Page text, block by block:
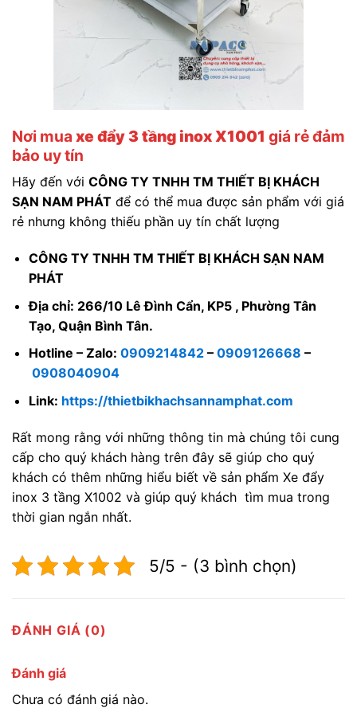
Nơi mua xe đẩy 3 tầng inox X1001 giá rẻ đảm
bảo uy tín
Hãy đến với CÔNG TY TNHH TM THIẾT BỊ KHÁCH
SẠN NAM PHÁT để có thể mua được sản phẩm với giá
rẻ nhưng không thiếu phần uy tín chất lượng
CÔNG TY TNHH TM THIẾT BỊ KHÁCH SẠN NAM
PHÁT
Địa chỉ: 266/10 Lê Đình Cẩn, KP5 , Phường Tân
Tạo, Quận Bình Tân.
Hotline – Zalo: 0909214842– 0909126668 –
0908040904
Link: https://thietbikhachsannamphat.com
Rất mong rằng với những thông tin mà chúng tôi cung
cấp cho quý khách hàng trên đây sẽ giúp cho quý
khách có thêm những hiểu biết về sản phẩm Xe đẩy
inox 3 tầng X1002 và giúp quý khách tìm mua trong
thời gian ngắn nhất.
5/5 - (3 bình chọn)
ĐÁNH GIÁ (0)
Đánh giá
Chưa có đánh giá nào.